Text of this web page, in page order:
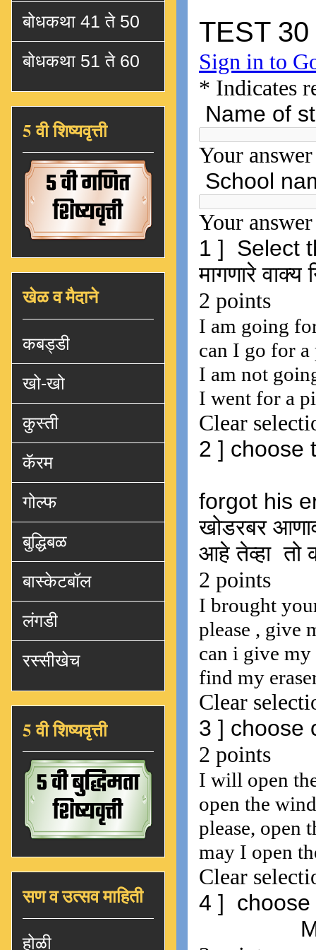
बोधकथा 41 ते 50
बोधकथा 51 ते 60
5 वी शिष्यवृत्ती
खेळ व मैदाने
कबड्डी
खो-खो
कुस्ती
कॅरम
गोल्फ
बुद्धिबळ
बास्केटबॉल
लंगडी
रस्सीखेच
5 वी शिष्यवृत्ती
सण व उत्सव माहिती
होळी